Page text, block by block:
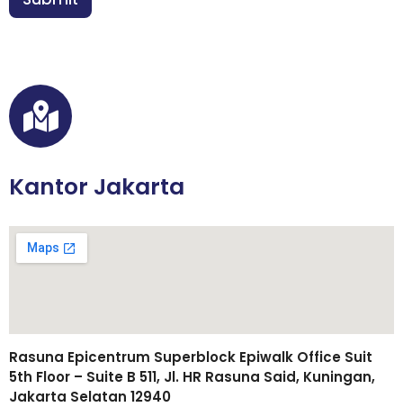
*
Kantor Jakarta
Rasuna Epicentrum Superblock Epiwalk Office Suit
5th Floor – Suite B 511, Jl. HR Rasuna Said, Kuningan,
Jakarta Selatan 12940